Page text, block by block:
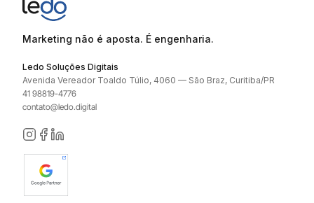
Marketing não é aposta. É engenharia.
Ledo Soluções Digitais
Avenida Vereador Toaldo Túlio, 4060 — São Braz, Curitiba/PR
41 98819-4776
contato@ledo.digital